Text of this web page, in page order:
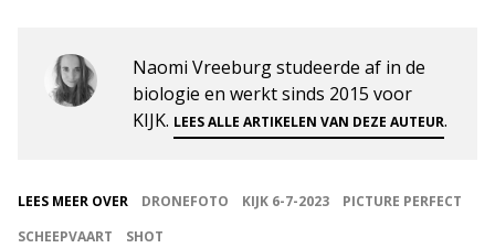
Naomi Vreeburg studeerde af in de
biologie en werkt sinds 2015 voor
KIJK. LEES ALLE ARTIKELEN VAN DEZE AUTEUR.
LEES MEER OVER DRONEFOTO KIJK 6-7-2023
PICTURE PERFECT
SCHEEPVAART
SHOT